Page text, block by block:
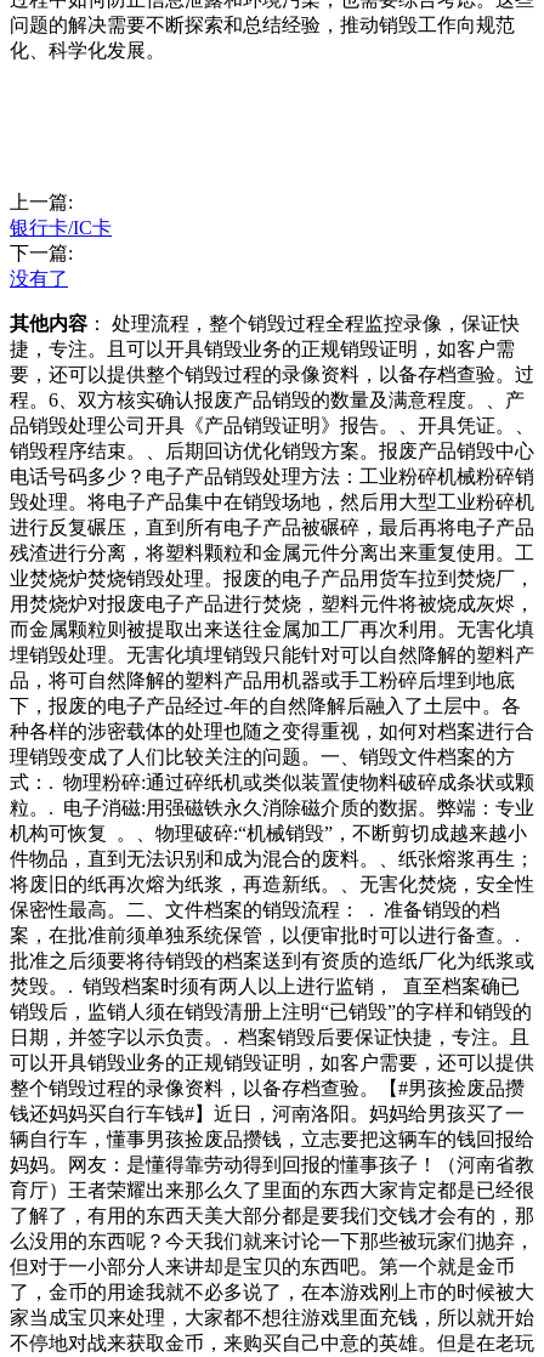
问题的解决需要不断探索和总结经验，推动销毁工作向规范
化、科学化发展。
上一篇:
银行卡/IC卡
下一篇:
没有了
其他内容 ： 处理流程，整个销毁过程全程监控录像，保证快
捷，专注。且可以开具销毁业务的正规销毁证明，如客户需
要，还可以提供整个销毁过程的录像资料，以备存档查验。过
程。6、双方核实确认报废产品销毁的数量及满意程度。、产
品销毁处理公司开具《产品销毁证明》报告。、开具凭证。、
销毁程序结束。、后期回访优化销毁方案。报废产品销毁中心
电话号码多少？电子产品销毁处理方法：工业粉碎机械粉碎销
毁处理。将电子产品集中在销毁场地，然后用大型工业粉碎机
进行反复碾压，直到所有电子产品被碾碎，最后再将电子产品
残渣进行分离，将塑料颗粒和金属元件分离出来重复使用。工
业焚烧炉焚烧销毁处理。报废的电子产品用货车拉到焚烧厂，
用焚烧炉对报废电子产品进行焚烧，塑料元件将被烧成灰烬，
而金属颗粒则被提取出来送往金属加工厂再次利用。无害化填
埋销毁处理。无害化填埋销毁只能针对可以自然降解的塑料产
品，将可自然降解的塑料产品用机器或手工粉碎后埋到地底
下，报废的电子产品经过-年的自然降解后融入了土层中。各
种各样的涉密载体的处理也随之变得重视，如何对档案进行合
理销毁变成了人们比较关注的问题。一、销毁文件档案的方
式：. 物理粉碎:通过碎纸机或类似装置使物料破碎成条状或颗
粒。. 电子消磁:用强磁铁永久消除磁介质的数据。弊端：专业
机构可恢复 。、物理破碎:“机械销毁”，不断剪切成越来越小
件物品，直到无法识别和成为混合的废料。、纸张熔浆再生；
将废旧的纸再次熔为纸浆，再造新纸。、无害化焚烧，安全性
保密性最高。二、文件档案的销毁流程： . 准备销毁的档
案，在批准前须单独系统保管，以便审批时可以进行备查。.
批准之后须要将待销毁的档案送到有资质的造纸厂化为纸浆或
焚毁。. 销毁档案时须有两人以上进行监销， 直至档案确已
销毁后，监销人须在销毁清册上注明“已销毁”的字样和销毁的
日期，并签字以示负责。. 档案销毁后要保证快捷，专注。且
可以开具销毁业务的正规销毁证明，如客户需要，还可以提供
整个销毁过程的录像资料，以备存档查验。【#男孩捡废品攒
钱还妈妈买自行车钱#】近日，河南洛阳。妈妈给男孩买了一
辆自行车，懂事男孩捡废品攒钱，立志要把这辆车的钱回报给
妈妈。网友：是懂得靠劳动得到回报的懂事孩子！（河南省教
育厅）王者荣耀出来那么久了里面的东西大家肯定都是已经很
了解了，有用的东西天美大部分都是要我们交钱才会有的，那
么没用的东西呢？今天我们就来讨论一下那些被玩家们抛弃，
但对于一小部分人来讲却是宝贝的东西吧。第一个就是金币
了，金币的用途我就不必多说了，在本游戏刚上市的时候被大
家当成宝贝来处理，大家都不想往游戏里面充钱，所以就开始
不停地对战来获取金币，来购买自己中意的英雄。但是在老玩